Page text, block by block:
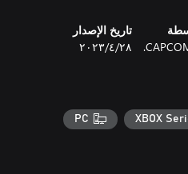
من حزمة واحدة أو أكثر. يُرجى
تاريخ الإصدار
٢٨‏/٤‏/٢٠٢٣
XBOX
PC